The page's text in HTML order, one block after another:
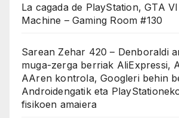
La cagada de PlayStation, GTA
Machine – Gaming Room #130
Sarean Zehar 420 – Denboraldi
muga-zerga berriak AliExpressi,
AAren kontrola, Googleri behin
Androidengatik eta
fisikoen amaiera